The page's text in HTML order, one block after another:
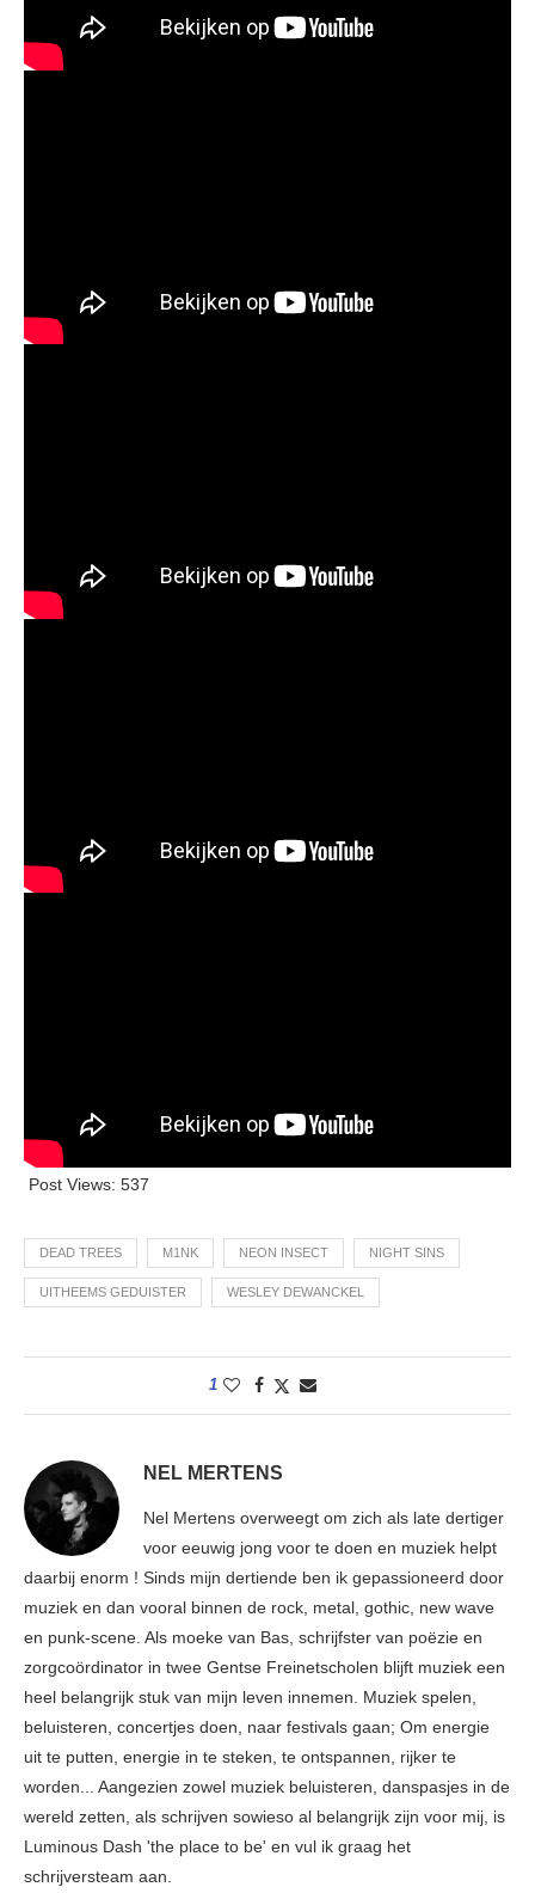
Post Views: 537
DEAD TREES M1NK NEON INSECT NIGHT SINS
UITHEEMS GEDUISTER WESLEY DEWANCKEL
1
NEL MERTENS
Nel Mertens overweegt om zich als late dertiger
voor eeuwig jong voor te doen en muziek helpt
daarbij enorm ! Sinds mijn dertiende ben ik gepassioneerd door
muziek en dan vooral binnen de rock, metal, gothic, new wave
en punk-scene. Als moeke van Bas, schrijfster van poëzie en
zorgcoördinator in twee Gentse Freinetscholen blijft muziek een
heel belangrijk stuk van mijn leven innemen. Muziek spelen,
beluisteren, concertjes doen, naar festivals gaan; Om energie
uit te putten, energie in te steken, te ontspannen, rijker te
worden... Aangezien zowel muziek beluisteren, danspasjes in de
wereld zetten, als schrijven sowieso al belangrijk zijn voor mij, is
Luminous Dash 'the place to be' en vul ik graag het
schrijversteam aan.